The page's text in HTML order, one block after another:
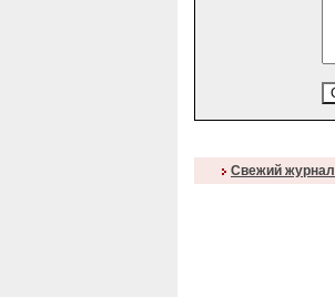
Свежий журнал